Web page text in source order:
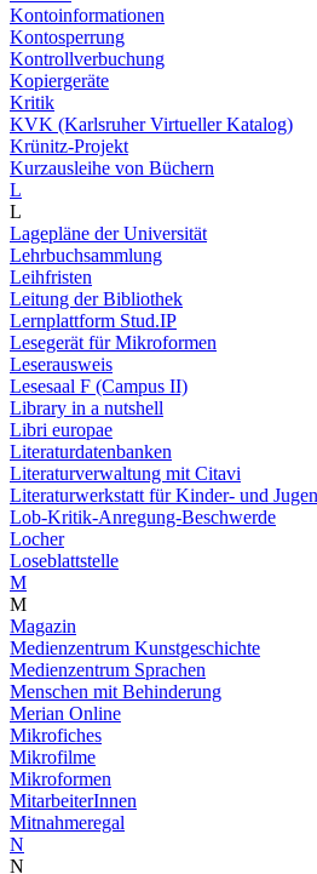
Kontoinformationen
Kontosperrung
Kontrollverbuchung
Kopiergeräte
Kritik
KVK (Karlsruher Virtueller Katalog)
Krünitz-Projekt
Kurzausleihe von Büchern
L
L
Lagepläne der Universität
Lehrbuchsammlung
Leihfristen
Leitung der Bibliothek
Lernplattform Stud.IP
Lesegerät für Mikroformen
Leserausweis
Lesesaal F (Campus II)
Library in a nutshell
Libri europae
Literaturdatenbanken
Literaturverwaltung mit Citavi
Literaturwerkstatt für Kinder- und
Lob-Kritik-Anregung-Beschwerde
Locher
Loseblattstelle
M
M
Magazin
Medienzentrum Kunstgeschichte
Medienzentrum Sprachen
Menschen mit Behinderung
Merian Online
Mikrofiches
Mikrofilme
Mikroformen
MitarbeiterInnen
Mitnahmeregal
N
N